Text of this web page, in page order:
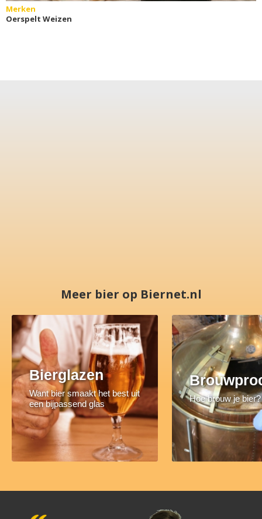
Merken
Oerspelt Weizen
Meer bier op Biernet.nl
Bierglazen
Want bier smaakt het best uit
een bijpassend glas
Hoe brouw je bier?